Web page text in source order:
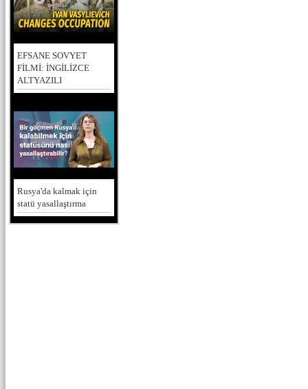
EFSANE SOVYET
FİLMİ: İNGİLİZCE
ALTYAZILI
Rusya'da kalmak için
statü yasallaştırma